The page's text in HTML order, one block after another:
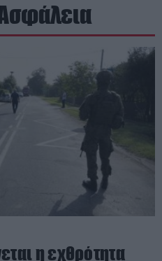
η εχθρότητα